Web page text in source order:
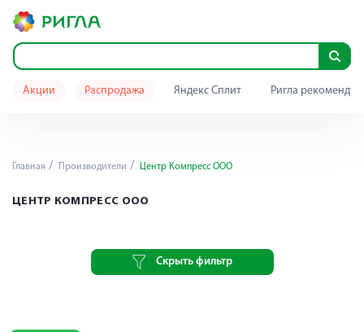
Акции Распродажа Яндекс Сплит Ригла
Главная Производители Центр Компресс ООО
ЦЕНТР КОМПРЕСС ООО
Скрыть фильтр